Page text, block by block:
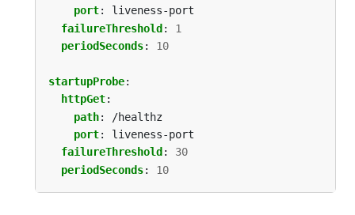
port:
liveness-port
failureThreshold:
1
periodSeconds: 10
startupProbe:
httpGet:
path:
/healthz
port:
liveness-port
failureThreshold :
30
periodSeconds: 10